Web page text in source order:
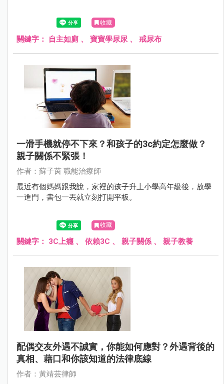
收藏
關鍵字： 自主如廁 、 寶寶學尿尿 、 戒尿布
一滑手機就停不下來？和孩子的3c約定怎麼做？
親子關係不緊張！
作者：蘇子茵 職能治療師
最近有個媽媽跟我說，家裡的孩子升上小學高年級後，放學
一進門，書包一丟就立刻打開平板。
收藏
關鍵字： 3C上癮 、 依賴3C 、 親子關係 、 親子教養
配偶交友外遇不誠實，你能如何應對？外遇背後的
真相、藉口和你該知道的法律底線
作者：黃靖芸律師